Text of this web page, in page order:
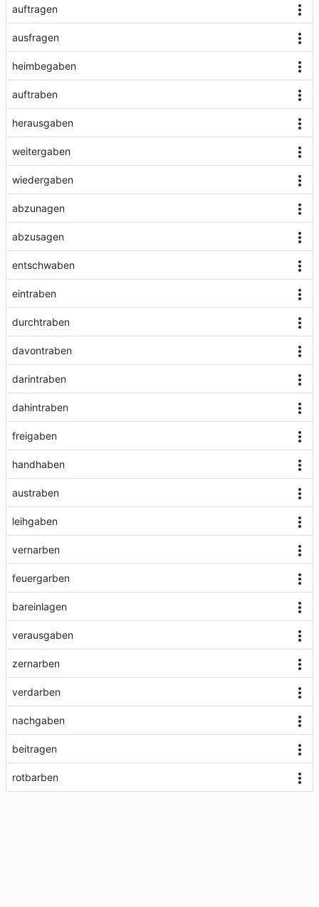
auftragen
ausfragen
heimbegaben
auftraben
herausgaben
weitergaben
wiedergaben
abzunagen
abzusagen
entschwaben
eintraben
durchtraben
davontraben
darintraben
dahintraben
freigaben
handhaben
austraben
leihgaben
vernarben
feuergarben
bareinlagen
verausgaben
zernarben
verdarben
nachgaben
beitragen
rotbarben